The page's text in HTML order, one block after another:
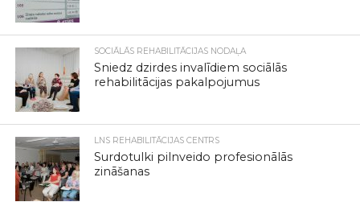
SOCIĀLĀS REHABILITĀCIJAS NODAĻA
Sniedz dzirdes invalīdiem sociālās
rehabilitācijas pakalpojumus
LNS REHABILITĀCIJAS CENTRS
Surdotulki pilnveido profesionālās
zināšanas